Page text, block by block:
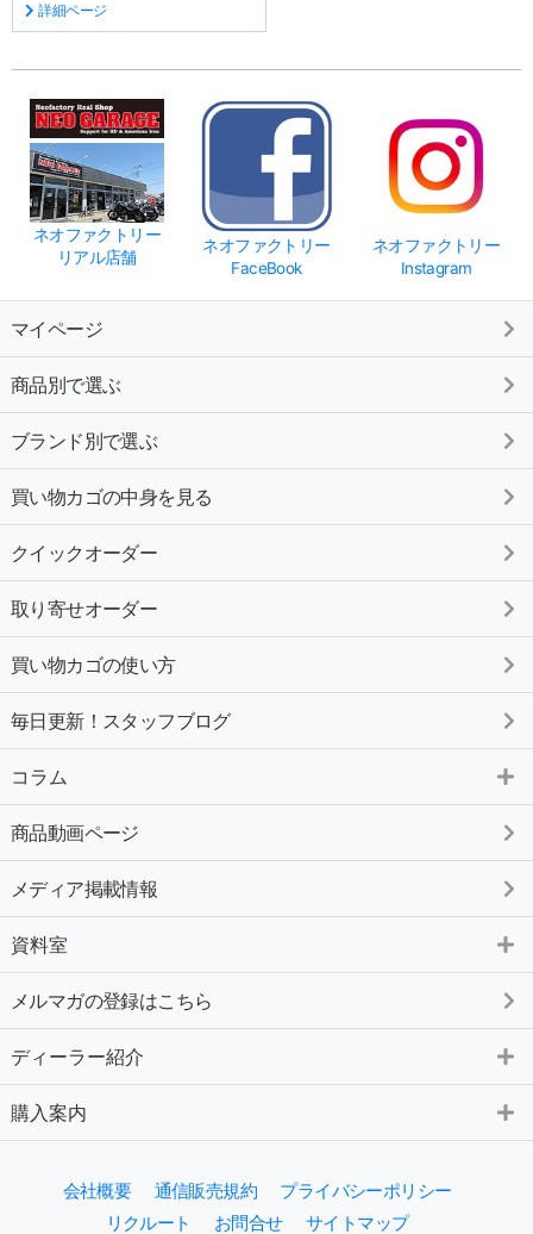
詳細ページ
ネオファクトリー
リアル店舗
ネオファクトリー
FaceBook
ネオファクトリー
Instagram
マイページ
商品別で選ぶ
ブランド別で選ぶ
買い物カゴの中身を見る
クイックオーダー
取り寄せオーダー
買い物カゴの使い方
毎日更新！スタッフブログ
コラム
商品動画ページ
メディア掲載情報
資料室
メルマガの登録はこちら
ディーラー紹介
購入案内
会社概要 通信販売規約
プライバシーポリシー
リクルート
お問合せ サイトマップ